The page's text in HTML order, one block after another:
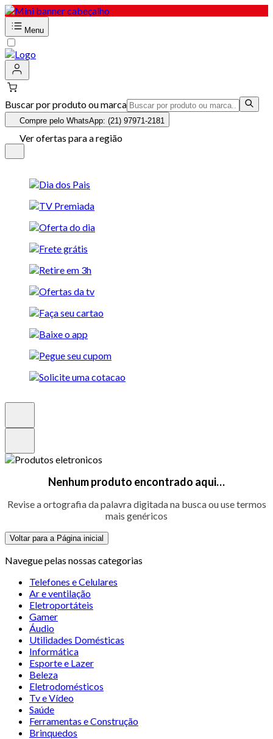
Menu
Buscar por produto ou marca
Compre pelo WhatsApp: (21) 97971-2181
Ver ofertas para a região
Nenhum produto encontrado aqui…
Revise a ortografia da palavra digitada na busca ou use termos
mais genéricos
Voltar para a Página inicial
Navegue pelas nossas categorias
Telefones e Celulares
Ar e ventilação
Eletroportáteis
Gamer
Áudio
Utilidades Domésticas
Informática
Esporte e Lazer
Beleza
Eletrodomésticos
Tv e Vídeo
Saúde
Ferramentas e Construção
Brinquedos